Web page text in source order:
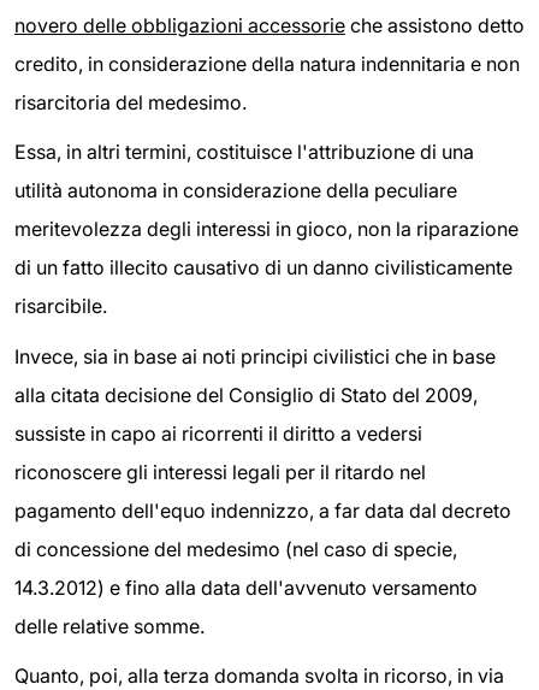
novero delle obbligazioni accessorie che assistono detto
credito, in considerazione della natura indennitaria e non
risarcitoria del medesimo.
Essa, in altri termini, costituisce l'attribuzione di una
utilità autonoma in considerazione della peculiare
meritevolezza degli interessi in gioco, non la riparazione
di un fatto illecito causativo di un danno civilisticamente
risarcibile.
Invece, sia in base ai noti principi civilistici che in base
alla citata decisione del Consiglio di Stato del 2009,
sussiste in capo ai ricorrenti il diritto a vedersi
riconoscere gli interessi legali per il ritardo nel
pagamento dell'equo indennizzo, a far data dal decreto
di concessione del medesimo (nel caso di specie,
14.3.2012) e fino alla data dell'avvenuto versamento
delle relative somme.
Quanto, poi, alla terza domanda svolta in ricorso, in via